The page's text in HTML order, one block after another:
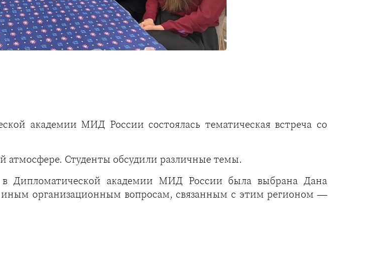
академии МИД России состоялась тематическая встреча со
Студенты обсудили различные темы.
в Дипломатической академии МИД России была выбрана Дана
иным организационным вопросам, связанным с этим регионом —